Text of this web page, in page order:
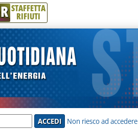
R STAFFETTA
RIFIUTI
Non riesco ad accedere